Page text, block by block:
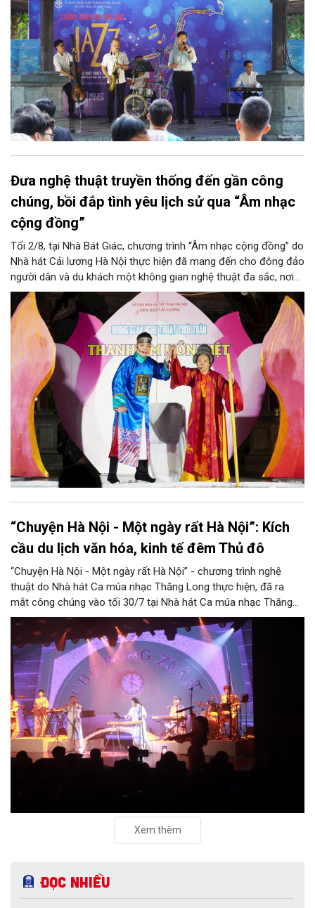
Đưa nghệ thuật truyền thống đến gần công
chúng, bồi đắp tình yêu lịch sử qua “Âm nhạc
cộng đồng”
Tối 2/8, tại Nhà Bát Giác, chương trình “Âm nhạc cộng đồng” do
Nhà hát Cải lương Hà Nội thực hiện đã mang đến cho đông đảo
người dân và du khách một không gian nghệ thuật đa sắc, nơi
những làn điệu cải lương, ca cổ, tân cổ và các tiết mục múa
hòa quyện trong không gian của phố đi bộ hồ Hoàn Kiếm. Đặc
biệt, chương trình có sự giao lưu của các nghệ sĩ đến từ
phương Nam, góp phần tạo nên cuộc gặp gỡ nghệ thuật giàu
cảm xúc.
“Chuyện Hà Nội - Một ngày rất Hà Nội”: Kích
cầu du lịch văn hóa, kinh tế đêm Thủ đô
“Chuyện Hà Nội - Một ngày rất Hà Nội” - chương trình nghệ
thuật do Nhà hát Ca múa nhạc Thăng Long thực hiện, đã ra
mắt công chúng vào tối 30/7 tại Nhà hát Ca múa nhạc Thăng
Long (số 31 - 33 phố Lương Văn Can, phường Hoàn Kiếm).
Xem thêm
Đọc nhiều